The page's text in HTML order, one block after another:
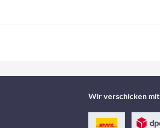
Wir verschicken mit